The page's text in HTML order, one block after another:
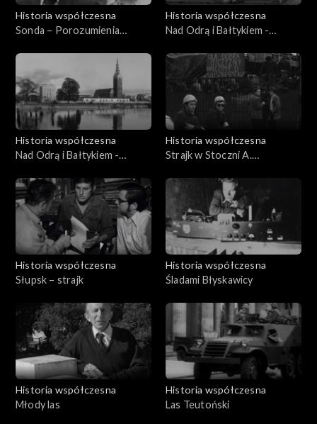
Historia współczesna
Sonda – Porozumienia
Historia współczesna
Nad Odrą i Bałtykiem -
Historia współczesna
Nad Odrą i Bałtykiem -
Historia współczesna
Strajk w Stoczni A.
Historia współczesna
Słupsk – strajk
Historia współczesna
Śladami Błyskawicy
Historia współczesna
Młody las
Historia współczesna
Las Teutoński